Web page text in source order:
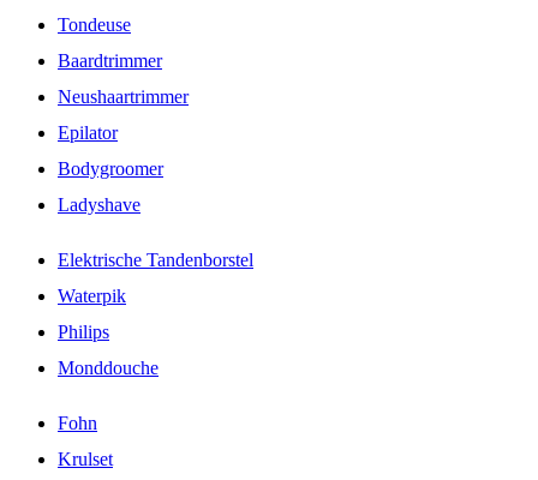
Tondeuse
Baardtrimmer
Neushaartrimmer
Epilator
Bodygroomer
Ladyshave
Elektrische Tandenborstel
Waterpik
Philips
Monddouche
Fohn
Krulset